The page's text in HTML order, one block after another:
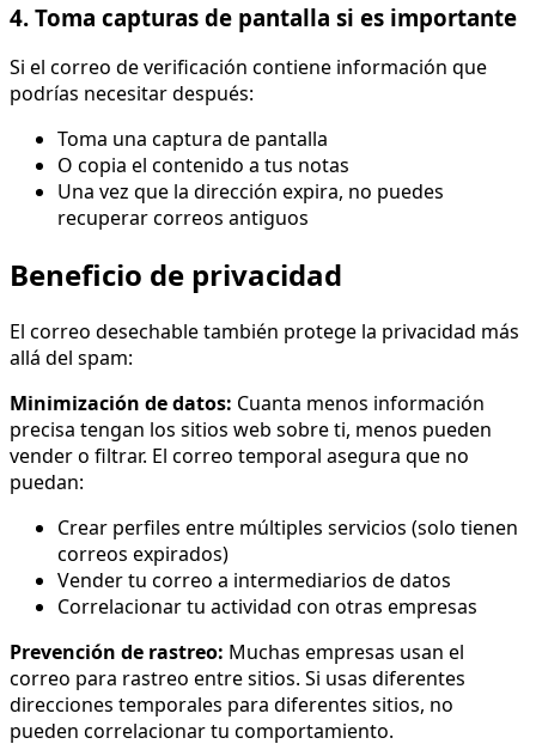
4. Toma capturas de pantalla si es importante
Si el correo de verificación contiene información que
podrías necesitar después:
Toma una captura de pantalla
O copia el contenido a tus notas
Una vez que la dirección expira, no puedes
recuperar correos antiguos
Beneficio de privacidad
El correo desechable también protege la privacidad más
allá del spam:
Minimización de datos: Cuanta menos información
precisa tengan los sitios web sobre ti, menos pueden
vender o filtrar. El correo temporal asegura que no
puedan:
Crear perfiles entre múltiples servicios (solo tienen
correos expirados)
Vender tu correo a intermediarios de datos
Correlacionar tu actividad con otras empresas
Prevención de rastreo: Muchas empresas usan el
correo para rastreo entre sitios. Si usas diferentes
direcciones temporales para diferentes sitios, no
pueden correlacionar tu comportamiento.